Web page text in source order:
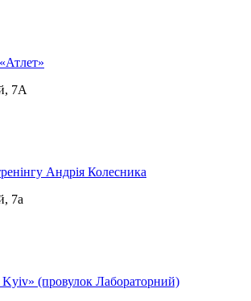
7А
Андрія Колесника
7а
Kyiv» (провулок Лабораторний)